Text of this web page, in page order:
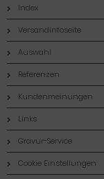
Index
Versandinfoseite
Auswahl
Referenzen
Kundenmeinungen
Links
Gravur-Service
Cookie Einstellungen